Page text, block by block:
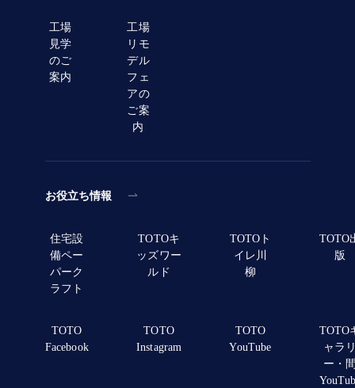
工場
見学
のご
案内
工場
リモ
デル
フェ
アの
ご案
内
お役立ち情報
住宅設
備ペー
パーク
ラフト
TOTOキ
ッズワー
ルド
TOTOト
イレ川
柳
TOTO
版
TOTO
Facebook
TOTO
Instagram
TOTO
YouTube
TOTO
ャラ
ー・